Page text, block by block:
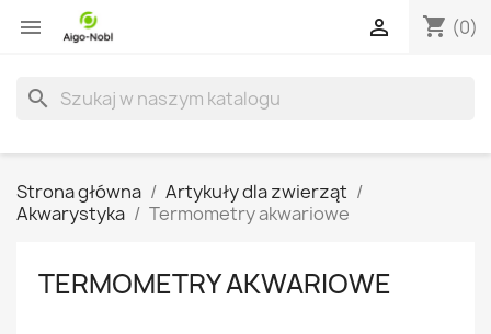
 shopping_cart (0)

search
Strona główna
Artykuły dla zwierząt
Akwarystyka
Termometry akwariowe
TERMOMETRY AKWARIOWE